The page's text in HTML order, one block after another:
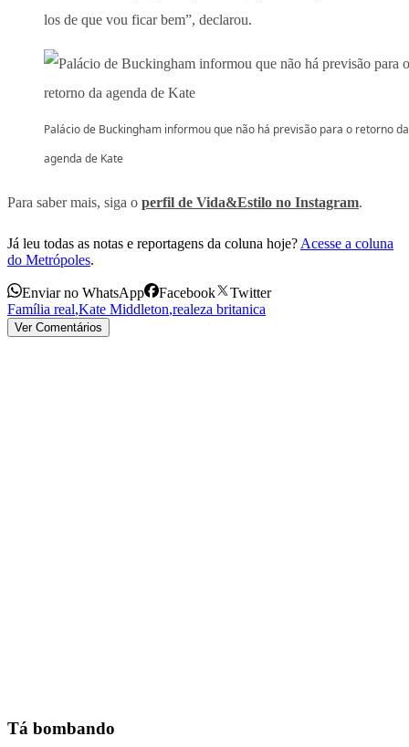
los de que vou ficar bem”, declarou.
Palácio de Buckingham informou que não há previsão para o retorno da
agenda de Kate
Para saber mais, siga o perfil de Vida&Estilo no Instagram.
Já leu todas as notas e reportagens da coluna hoje? Acesse a coluna
do Metrópoles.
Enviar no WhatsApp Facebook
Twitter
Família real,Kate Middleton,realeza britanica
Ver Comentários
Tá bombando